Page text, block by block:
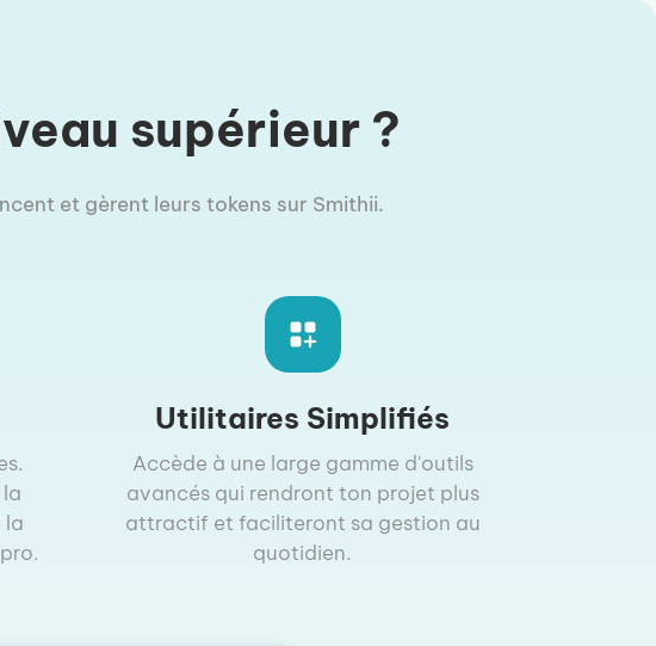
supérieur ?
et gèrent leurs tokens sur Smithii.
la
Utilitaires Simplifiés
Accède à une large gamme d'outils
avancés qui rendront ton projet plus
attractif et faciliteront sa gestion au
quotidien.